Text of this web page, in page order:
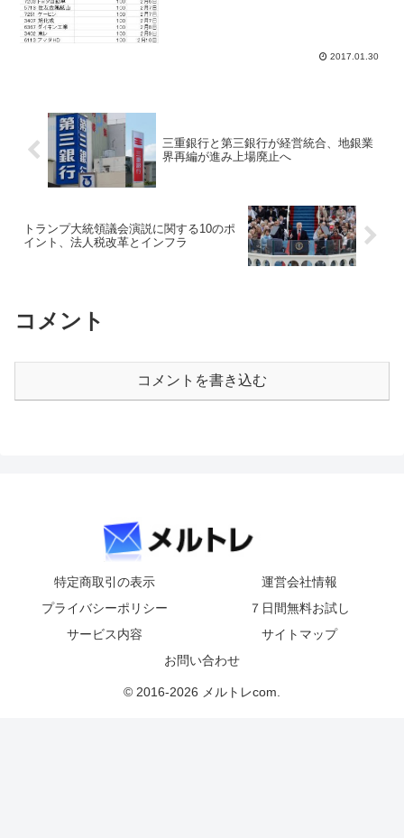
行で企業が前提為替レートを... 2017.01.30
三重銀行と第三銀行が経営統合、地銀業
界再編が進み上場廃止へ
トランプ大統領議会演説に関する10のポ
イント、法人税改革とインフラ
コメント
コメントを書き込む
特定商取引の表示
運営会社情報
プライバシーポリシー
７日間無料お試し
サービス内容
サイトマップ
お問い合わせ
© 2016-2026 メルトレcom.